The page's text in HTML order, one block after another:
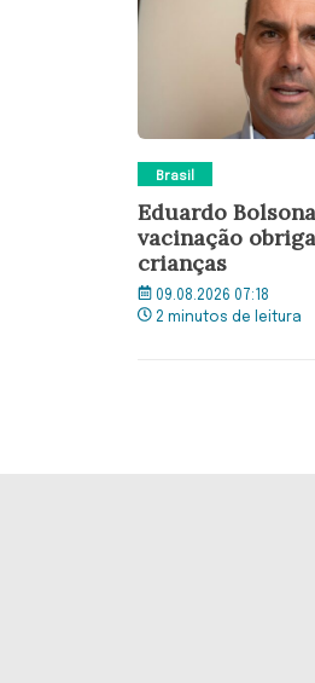
Brasil
Eduardo
vacinação
crianças
09.08.2026 07:18
2 minutos de leitura